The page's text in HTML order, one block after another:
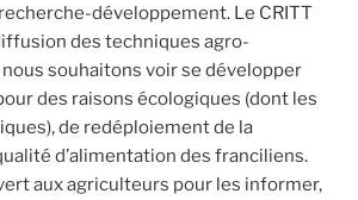
développement. Le CRITT
des techniques agro-
souhaitons voir se développer
des raisons écologiques (dont les
de redéploiement de la
d’alimentation des franciliens.
aux agriculteurs pour les informer,